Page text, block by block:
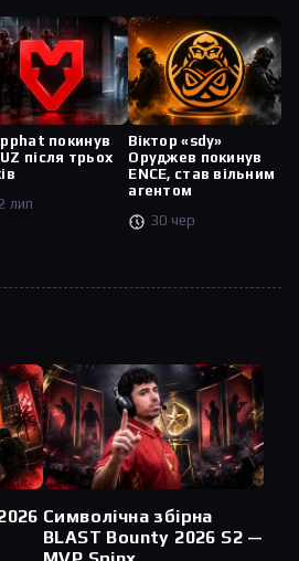
покинув
після трьох
2 лип
Віктор «sdy»
Оруджев покинув
ENCE, став вільним
агентом
30 чер
Символічна збірна
BLAST Bounty 2026 S2 —